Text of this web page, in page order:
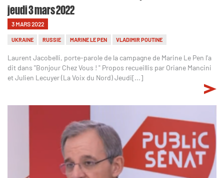
jeudi 3 mars 2022
3 MARS 2022
UKRAINE RUSSIE MARINE LE PEN VLADIMIR POUTINE
Laurent Jacobelli, porte-parole de la campagne de Marine Le Pen l'a
dit dans "Bonjour Chez Vous ! " Propos recueillis par Oriane Mancini
et Julien Lecuyer (La Voix du Nord) Jeudi[...]